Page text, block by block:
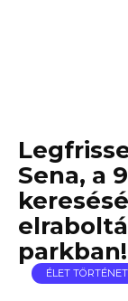
Sena, a
parkban!
ÉLET